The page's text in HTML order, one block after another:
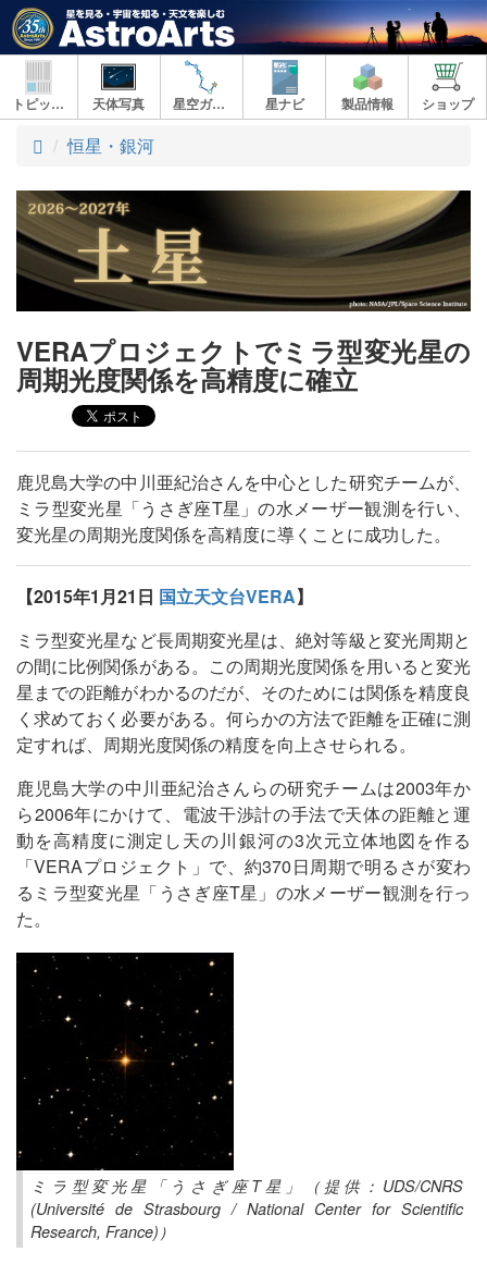
トピックス 天体写真 星空ガイド 星ナビ 製品情報 ショップ
ト
プ
恒星・銀河
VERAプロジェクトでミラ型変光星の
周期光度関係を高精度に確立
鹿児島大学の中川亜紀治さんを中心とした研究チームが、
ミラ型変光星「うさぎ座T星」の水メーザー観測を行い、
変光星の周期光度関係を高精度に導くことに成功した。
【2015年1月21日 国立天文台VERA】
ミラ型変光星など長周期変光星は、絶対等級と変光周期と
の間に比例関係がある。この周期光度関係を用いると変光
星までの距離がわかるのだが、そのためには関係を精度良
く求めておく必要がある。何らかの方法で距離を正確に測
定すれば、周期光度関係の精度を向上させられる。
鹿児島大学の中川亜紀治さんらの研究チームは2003年か
ら2006年にかけて、電波干渉計の手法で天体の距離と運
動を高精度に測定し天の川銀河の3次元立体地図を作る
「VERAプロジェクト」で、約370日周期で明るさが変わ
るミラ型変光星「うさぎ座T星」の水メーザー観測を行っ
た。
ミラ型変光星「うさぎ座T星」（提供：UDS/CNRS
(Université de Strasbourg / National Center for Scientific
Research, France)）